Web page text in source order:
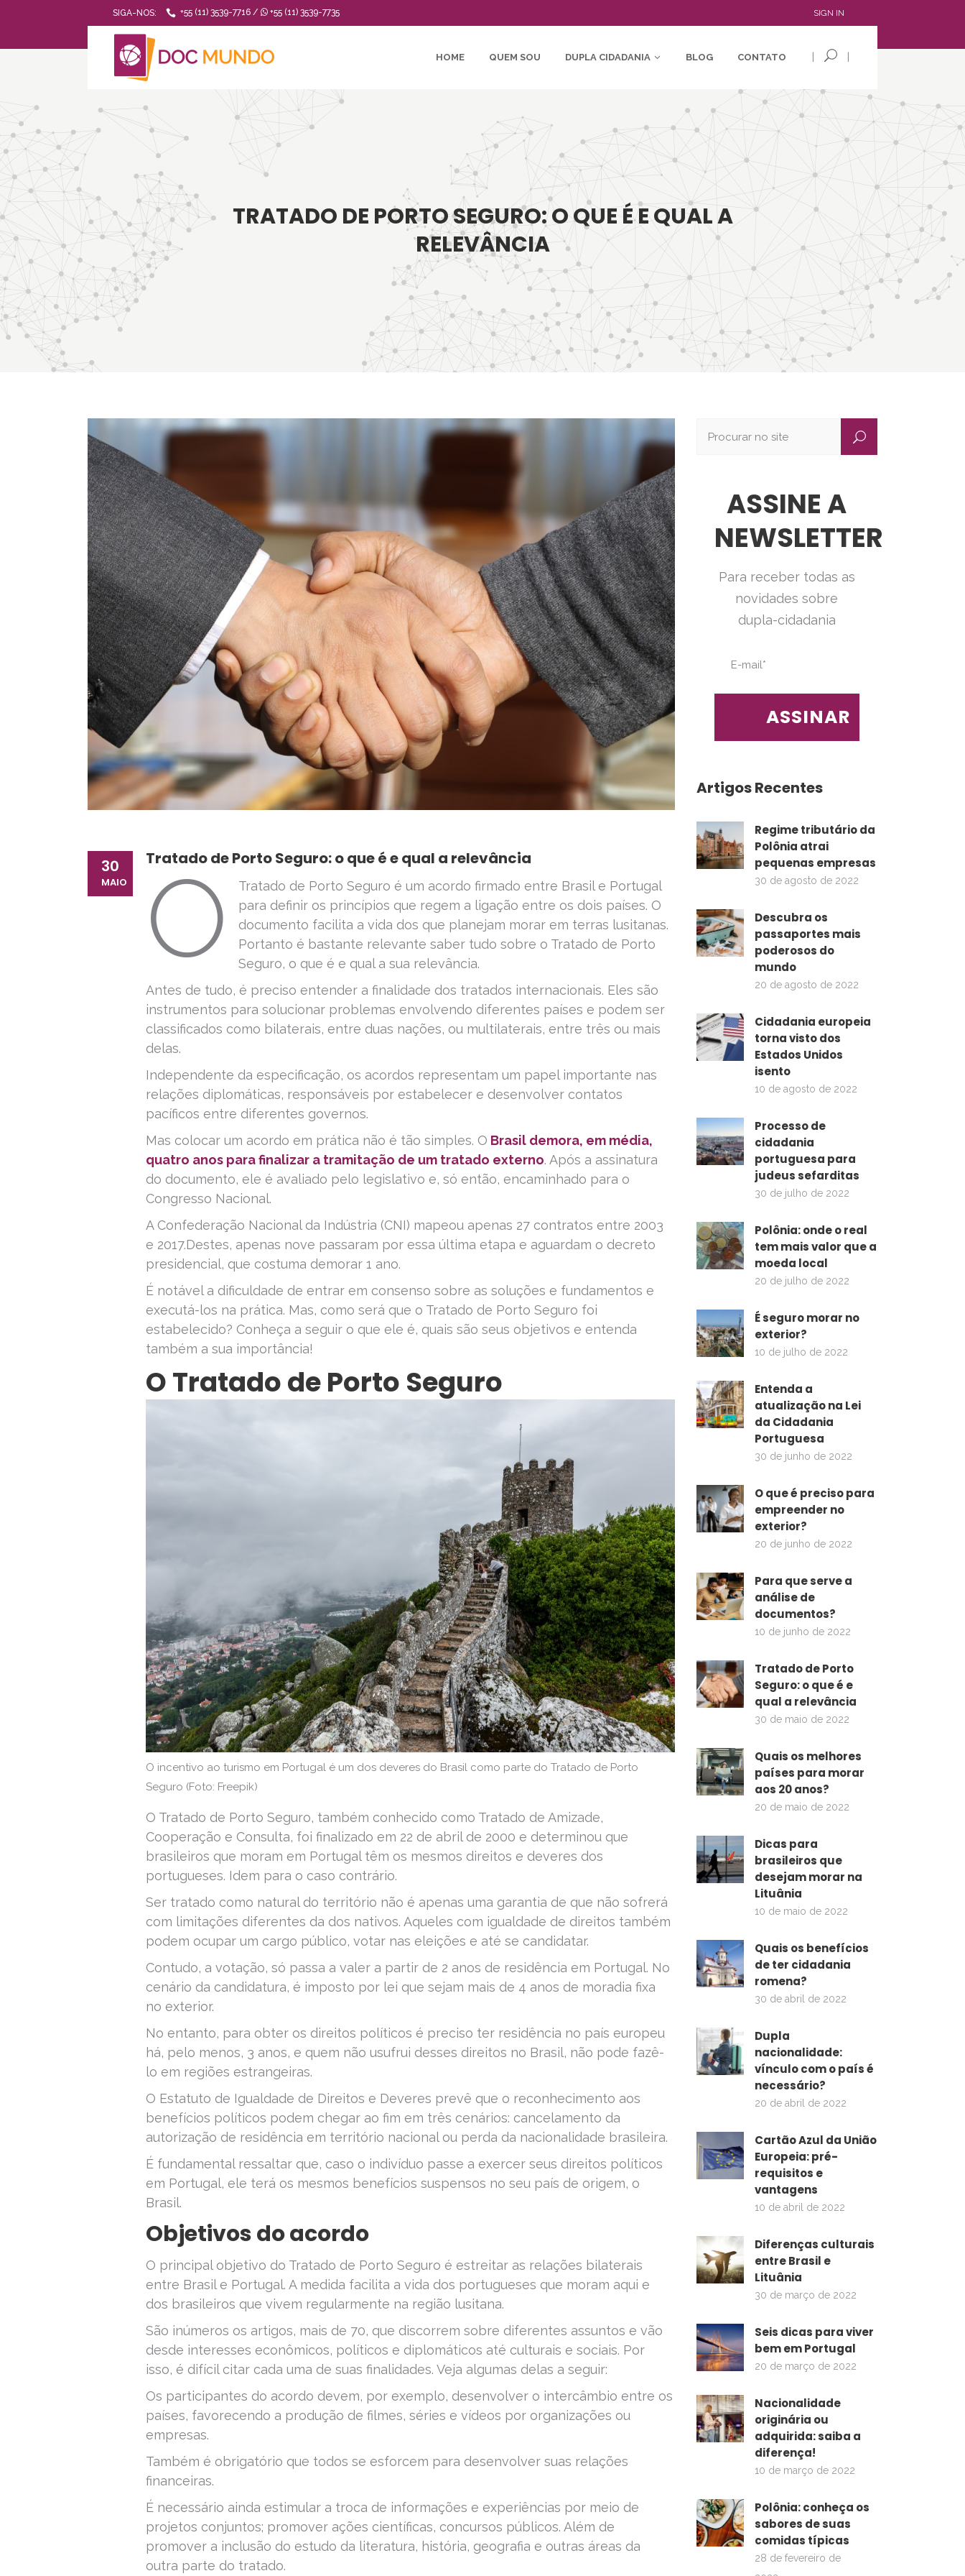
SIGA-NOS: +55 (11) 3539-7716 / +55 (11) 3539-7735 SIGN IN
HOME QUEM SOU DUPLA CIDADANIA BLOG CONTATO | |
TRATADO DE PORTO SEGURO: O QUE É E QUAL A
RELEVÂNCIA
30
MAIO
Tratado de Porto Seguro: o que é e qual a relevância
O
Tratado de Porto Seguro é um acordo firmado entre Brasil e Portugal
para definir os princípios que regem a ligação entre os dois países. O
documento facilita a vida dos que planejam morar em terras lusitanas.
Portanto é bastante relevante saber tudo sobre o Tratado de Porto
Seguro, o que é e qual a sua relevância.
Antes de tudo, é preciso entender a finalidade dos tratados internacionais. Eles são
instrumentos para solucionar problemas envolvendo diferentes países e podem ser
classificados como bilaterais, entre duas nações, ou multilaterais, entre três ou mais
delas.
Independente da especificação, os acordos representam um papel importante nas
relações diplomáticas, responsáveis por estabelecer e desenvolver contatos
pacíficos entre diferentes governos.
Mas colocar um acordo em prática não é tão simples. O Brasil demora, em média,
quatro anos para finalizar a tramitação de um tratado externo. Após a assinatura
do documento, ele é avaliado pelo legislativo e, só então, encaminhado para o
Congresso Nacional.
A Confederação Nacional da Indústria (CNI) mapeou apenas 27 contratos entre 2003
e 2017.Destes, apenas nove passaram por essa última etapa e aguardam o decreto
presidencial, que costuma demorar 1 ano.
É notável a dificuldade de entrar em consenso sobre as soluções e fundamentos e
executá-los na prática. Mas, como será que o Tratado de Porto Seguro foi
estabelecido? Conheça a seguir o que ele é, quais são seus objetivos e entenda
também a sua importância!
O Tratado de Porto Seguro
O incentivo ao turismo em Portugal é um dos deveres do Brasil como parte do Tratado de Porto
Seguro (Foto: Freepik)
O Tratado de Porto Seguro, também conhecido como Tratado de Amizade,
Cooperação e Consulta, foi finalizado em 22 de abril de 2000 e determinou que
brasileiros que moram em Portugal têm os mesmos direitos e deveres dos
portugueses. Idem para o caso contrário.
Ser tratado como natural do território não é apenas uma garantia de que não sofrerá
com limitações diferentes da dos nativos. Aqueles com igualdade de direitos também
podem ocupar um cargo público, votar nas eleições e até se candidatar.
Contudo, a votação, só passa a valer a partir de 2 anos de residência em Portugal. No
cenário da candidatura, é imposto por lei que sejam mais de 4 anos de moradia fixa
no exterior.
No entanto, para obter os direitos políticos é preciso ter residência no país europeu
há, pelo menos, 3 anos, e quem não usufrui desses direitos no Brasil, não pode fazê-
lo em regiões estrangeiras.
O Estatuto de Igualdade de Direitos e Deveres prevê que o reconhecimento aos
benefícios políticos podem chegar ao fim em três cenários: cancelamento da
autorização de residência em território nacional ou perda da nacionalidade brasileira.
É fundamental ressaltar que, caso o indivíduo passe a exercer seus direitos políticos
em Portugal, ele terá os mesmos benefícios suspensos no seu país de origem, o
Brasil.
Objetivos do acordo
O principal objetivo do Tratado de Porto Seguro é estreitar as relações bilaterais
entre Brasil e Portugal. A medida facilita a vida dos portugueses que moram aqui e
dos brasileiros que vivem regularmente na região lusitana.
São inúmeros os artigos, mais de 70, que discorrem sobre diferentes assuntos e vão
desde interesses econômicos, políticos e diplomáticos até culturais e sociais. Por
isso, é difícil citar cada uma de suas finalidades. Veja algumas delas a seguir:
Os participantes do acordo devem, por exemplo, desenvolver o intercâmbio entre os
países, favorecendo a produção de filmes, séries e vídeos por organizações ou
empresas.
Também é obrigatório que todos se esforcem para desenvolver suas relações
financeiras.
É necessário ainda estimular a troca de informações e experiências por meio de
projetos conjuntos; promover ações científicas, concursos públicos. Além de
promover a inclusão do estudo da literatura, história, geografia e outras áreas da
outra parte do tratado.
ASSINE A
NEWSLETTER
Para receber todas as
novidades sobre
dupla-cidadania
Artigos Recentes
Regime tributário da
Polônia atrai
pequenas empresas
30 de agosto de 2022
Descubra os
passaportes mais
poderosos do
mundo
20 de agosto de 2022
Cidadania europeia
torna visto dos
Estados Unidos
isento
10 de agosto de 2022
Processo de
cidadania
portuguesa para
judeus sefarditas
30 de julho de 2022
Polônia: onde o real
tem mais valor que a
moeda local
20 de julho de 2022
É seguro morar no
exterior?
10 de julho de 2022
Entenda a
atualização na Lei
da Cidadania
Portuguesa
30 de junho de 2022
O que é preciso para
empreender no
exterior?
20 de junho de 2022
Para que serve a
análise de
documentos?
10 de junho de 2022
Tratado de Porto
Seguro: o que é e
qual a relevância
30 de maio de 2022
Quais os melhores
países para morar
aos 20 anos?
20 de maio de 2022
Dicas para
brasileiros que
desejam morar na
Lituânia
10 de maio de 2022
Quais os benefícios
de ter cidadania
romena?
30 de abril de 2022
Dupla
nacionalidade:
vínculo com o país é
necessário?
20 de abril de 2022
Cartão Azul da União
Europeia: pré-
requisitos e
vantagens
10 de abril de 2022
Diferenças culturais
entre Brasil e
Lituânia
30 de março de 2022
Seis dicas para viver
bem em Portugal
20 de março de 2022
Nacionalidade
originária ou
adquirida: saiba a
diferença!
10 de março de 2022
Polônia: conheça os
sabores de suas
comidas típicas
28 de fevereiro de